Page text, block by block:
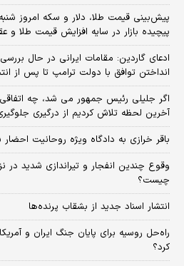
پیچیده بازار در سایه افزایش قیمت طلا و
ادعای گاردین: مقامات ایرانی در حال
انداختن توافق با دولت ترامپ تا پس از
اگر جلیلی رئیس جمهور می شد، چه
آخرین لحظه تلاش کردیم از درگیری
باقر خرازی به دادگاه ویژه روحانیت
وقوع چندین انفجار و تیراندازی شدید در
چیست؟
انتشار اسناد جدید از بشقاب پرنده‌ها
راه‌حل روسیه برای پایان جنگ ایران و
کرد؟